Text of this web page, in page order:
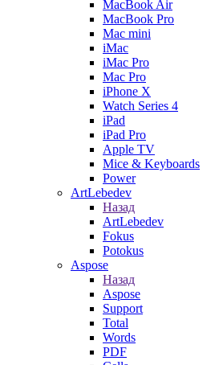
MacBook Air
MacBook Pro
Mac mini
iMac
iMac Pro
Mac Pro
iPhone X
Watch Series 4
iPad
iPad Pro
Apple TV
Mice & Keyboards
Power
ArtLebedev
Назад
ArtLebedev
Fokus
Potokus
Aspose
Назад
Aspose
Support
Total
Words
PDF